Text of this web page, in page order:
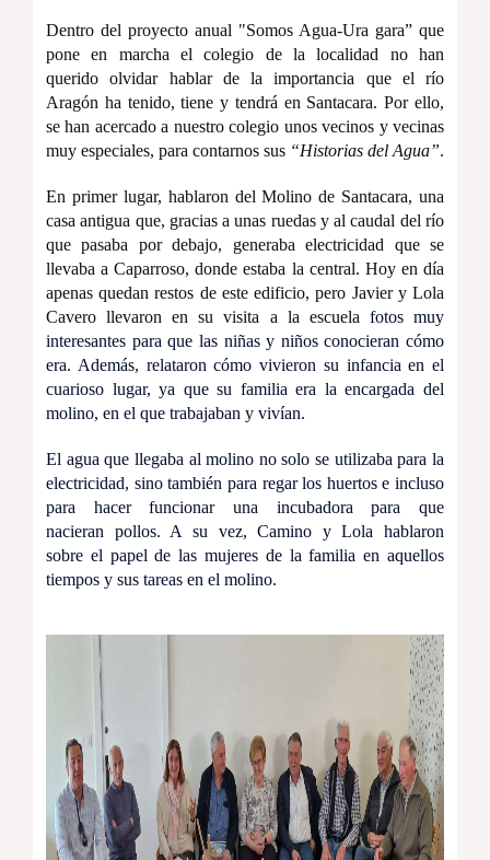
Dentro del proyecto anual "Somos Agua-Ura gara” que
pone en marcha el colegio de la localidad no han
querido olvidar hablar de la importancia que el río
Aragón ha tenido, tiene y tendrá en Santacara. Por ello,
se han acercado a nuestro colegio unos vecinos y vecinas
muy especiales, para contarnos sus “Historias del Agua”.
En primer lugar, hablaron del Molino de Santacara, una
casa antigua que, gracias a unas ruedas y al caudal del río
que pasaba por debajo, generaba electricidad que se
llevaba a Caparroso, donde estaba la central. Hoy en día
apenas quedan restos de este edificio, pero Javier y Lola
Cavero llevaron en su visita a la escuela fotos muy
interesantes para que las niñas y niños conocieran cómo
era. Además, relataron cómo vivieron su infancia en el
cuarioso lugar, ya que su familia era la encargada del
molino, en el que trabajaban y vivían.
El agua que llegaba al molino no solo se utilizaba para la
electricidad, sino también para regar los huertos e incluso
para hacer funcionar una incubadora para que
nacieran pollos. A su vez, Camino y Lola hablaron
sobre el papel de las mujeres de la familia en aquellos
tiempos y sus tareas en el molino.